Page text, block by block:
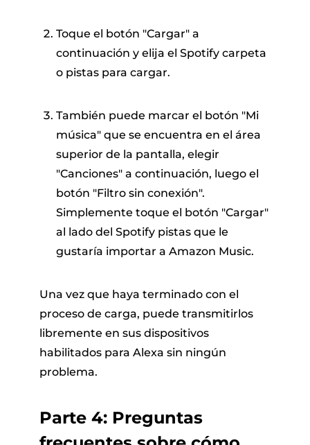
Toque el botón "Cargar" a
continuación y elija el Spotify carpeta
o pistas para cargar.
También puede marcar el botón "Mi
música" que se encuentra en el área
superior de la pantalla, elegir
"Canciones" a continuación, luego el
botón "Filtro sin conexión".
Simplemente toque el botón "Cargar"
al lado del Spotify pistas que le
gustaría importar a Amazon Music.
Una vez que haya terminado con el
proceso de carga, puede transmitirlos
libremente en sus dispositivos
habilitados para Alexa sin ningún
problema.
Parte 4: Preguntas